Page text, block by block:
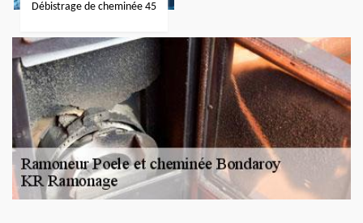
Débistrage de cheminée 45